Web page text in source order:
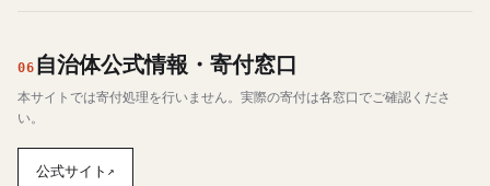
06 自治体公式情報・寄付窓口
本サイトでは寄付処理を行いません。実際の寄付は各窓口でご確認くださ
い。
公式サイト ↗